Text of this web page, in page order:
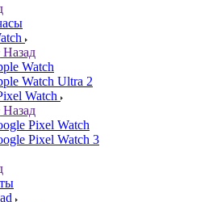
Назад
Watch
Watch Ultra 2
Watch
Назад
Pixel Watch
Pixel Watch 3